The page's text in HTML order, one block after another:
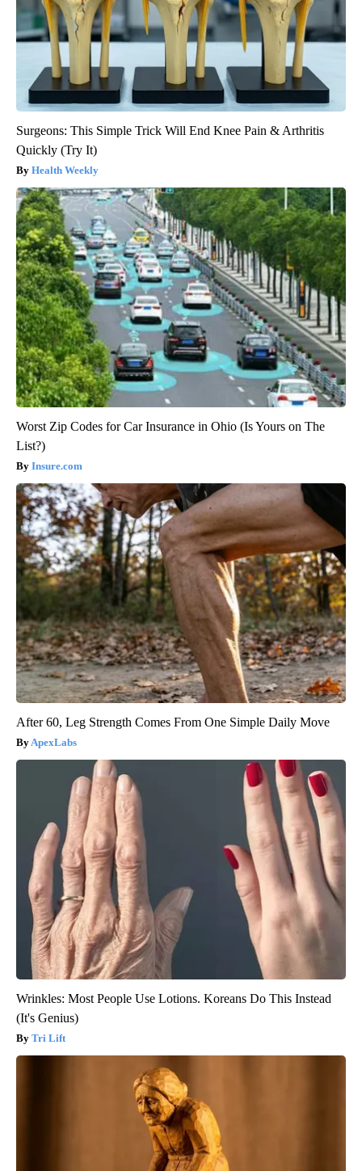
Surgeons: This Simple Trick Will End Knee Pain & Arthritis
Quickly (Try It)
Health Weekly
Worst Zip Codes for Car Insurance in Ohio (Is Yours on The
List?)
Insure.com
After 60, Leg Strength Comes From One Simple Daily Move
ApexLabs
Wrinkles: Most People Use Lotions. Koreans Do This Instead
(It's Genius)
Tri Lift